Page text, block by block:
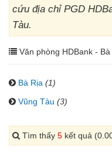
cứu địa chỉ PGD
Tàu.
Văn phòng HDBank -
Bà Rịa (1)
Vũng Tàu (3)
Tìm thấy 5 kết quả